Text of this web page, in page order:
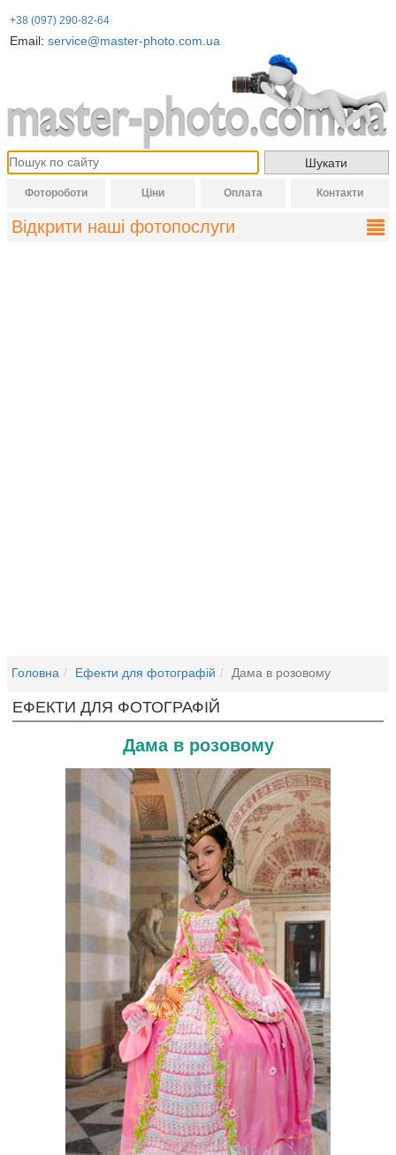
+38 (097) 290-82-64
Email: service@master-photo.com.ua
Фотороботи Ціни Оплата Контакти
Відкрити наші фотопослуги
Головна Ефекти для фотографій Дама в розовому
ЕФЕКТИ ДЛЯ ФОТОГРАФІЙ
Дама в розовому